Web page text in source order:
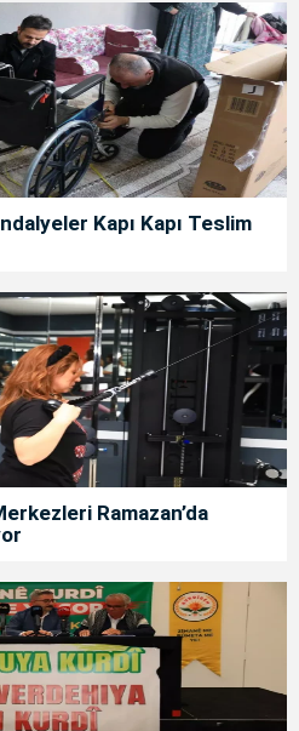
Kapı Kapı Teslim
Ramazan’da